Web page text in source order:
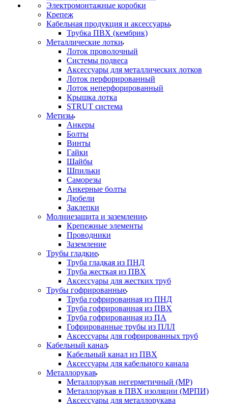
Электромонтажные коробки
Крепеж
Кабельная продукция и аксессуары
Трубка ПВХ (кембрик)
Металлические лотки
Лоток проволочный
Системы подвеса
Аксессуары для металлических лотков
Лоток перфорированный
Лоток неперфорированный
Крышка лотка
STRUT система
Метизы
Анкеры
Болты
Винты
Гайки
Шайбы
Шпильки
Саморезы
Анкерные болты
Дюбели
Заклепки
Молниезащита и заземление
Крепежные элементы
Проводники
Заземление
Трубы гладкие
Труба гладкая из ПНД
Труба жесткая из ПВХ
Аксессуары для жестких труб
Трубы гофрированные
Труба гофрированная из ПНД
Труба гофрированная из ПВХ
Труба гофрированная из ПА
Гофрированные трубы из ПЛЛ
Аксессуары для гофрированных труб
Кабельный канал
Кабельный канал из ПВХ
Аксессуары для кабельного канала
Металлорукав
Металлорукав негерметичный (МР)
Металлорукав в ПВХ изоляции (МРПИ)
Аксессуары для металлорукава